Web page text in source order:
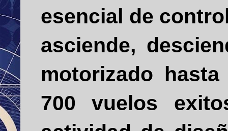
esencial de
asciende,
motorizado
700 vuelos